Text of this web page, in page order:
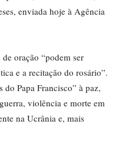
enviada hoje à Agência
oração “podem ser
e a recitação do rosário”.
do Papa Francisco” à paz,
violência e morte em
na Ucrânia e, mais